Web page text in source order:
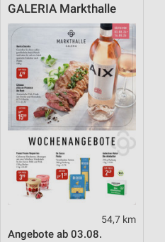
GALERIA Markthalle
54,7 km
Angebote ab 03.08.